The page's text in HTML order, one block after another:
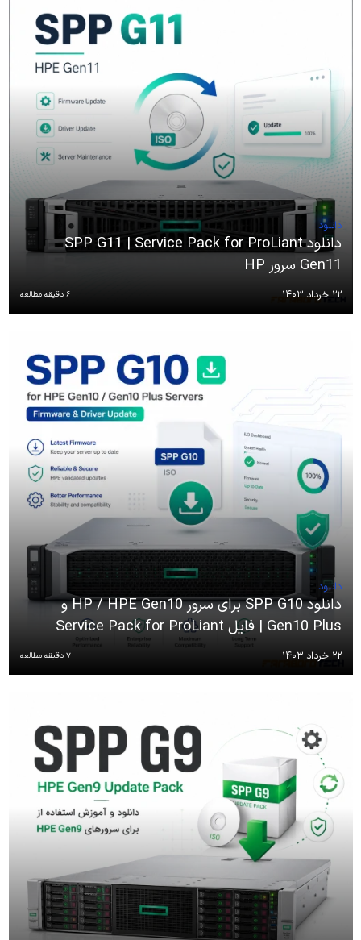
دانلود
دانلود SPP G11 | Service Pack for ProLiant
Gen11 سرور HP
۲۲ خرداد ۱۴۰۳ 6 دقیقه مطالعه
دانلود
دانلود SPP G10 برای سرور HP / HPE Gen10 و
Gen10 Plus | فایل Service Pack for ProLiant
۲۲ خرداد ۱۴۰۳ 7 دقیقه مطالعه